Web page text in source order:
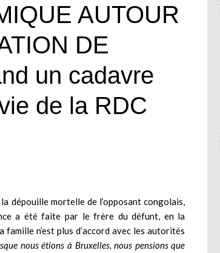
AUTOUR
DE
un cadavre
de la RDC
dépouille mortelle de l’opposant congolais,
a été faite par le frère du défunt, en la
n’est plus d’accord avec les autorités
nous étions à Bruxelles, nous pensions que